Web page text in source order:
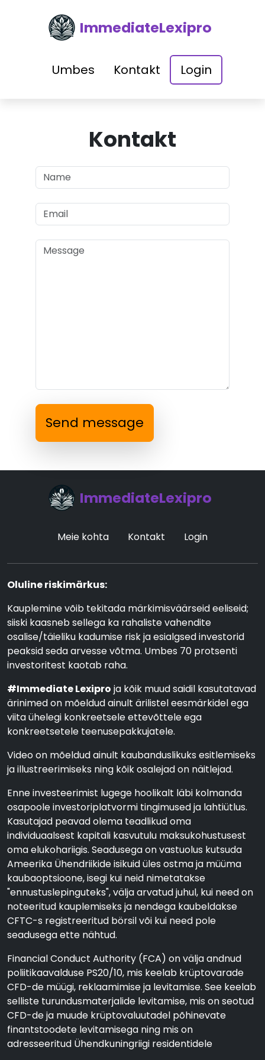
ImmediateLexipro
Umbes Kontakt Login
Kontakt
Send message
ImmediateLexipro
Meie kohta Kontakt Login
Oluline riskimärkus:
Kauplemine võib tekitada märkimisväärseid eeliseid;
siiski kaasneb sellega ka rahaliste vahendite
osalise/täieliku kadumise risk ja esialgsed investorid
peaksid seda arvesse võtma. Umbes 70 protsenti
investoritest kaotab raha.
#Immediate Lexipro ja kõik muud saidil kasutatavad
ärinimed on mõeldud ainult ärilistel eesmärkidel ega
viita ühelegi konkreetsele ettevõttele ega
konkreetsetele teenusepakkujatele.
Video on mõeldud ainult kaubanduslikuks esitlemiseks
ja illustreerimiseks ning kõik osalejad on näitlejad.
Enne investeerimist lugege hoolikalt läbi kolmanda
osapoole investoriplatvormi tingimused ja lahtiütlus.
Kasutajad peavad olema teadlikud oma
individuaalsest kapitali kasvutulu maksukohustusest
oma elukohariigis. Seadusega on vastuolus kutsuda
Ameerika Ühendriikide isikuid üles ostma ja müüma
kaubaoptsioone, isegi kui neid nimetatakse
"ennustuslepinguteks", välja arvatud juhul, kui need on
noteeritud kauplemiseks ja nendega kaubeldakse
CFTC-s registreeritud börsil või kui need pole
seadusega ette nähtud.
Financial Conduct Authority (FCA) on välja andnud
poliitikaavalduse PS20/10, mis keelab krüptovarade
CFD-de müügi, reklaamimise ja levitamise. See keelab
selliste turundusmaterjalide levitamise, mis on seotud
CFD-de ja muude krüptovaluutadel põhinevate
finantstoodete levitamisega ning mis on
adresseeritud Ühendkuningriigi residentidele